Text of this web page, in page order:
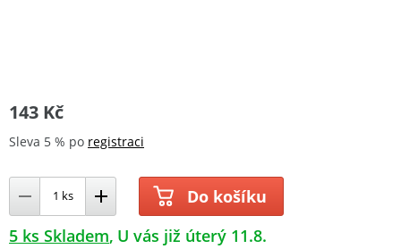
143 Kč
Sleva 5 % po registraci
Do košíku
5 ks Skladem U vás již úterý 11.8.